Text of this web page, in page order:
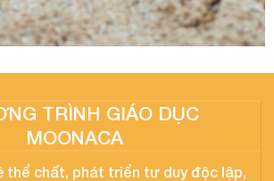
TRÌNH GIÁO DỤC
MOONACA
thể chất, phát triển tư duy độc lập,